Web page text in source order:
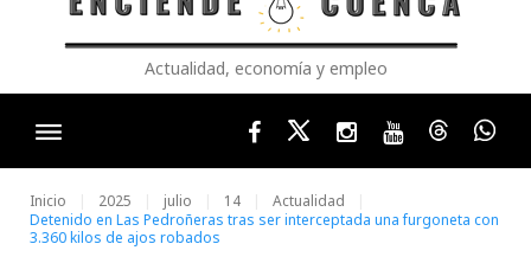
Actualidad, economía y empleo
FacebookTwitterInstagram
YoutubeThreads
Inicio 2025 julio 14
Actualidad
Detenido en Las Pedroñeras tras ser interceptada una furgoneta con
3.360 kilos de ajos robados